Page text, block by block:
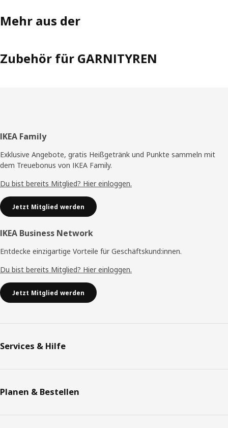
Mehr aus der
Zubehör für GARNITYREN
Fußzeile
IKEA Family
Exklusive Angebote, gratis Heißgetränk und Punkte sammeln mit
dem Treuebonus von IKEA Family.
Du bist bereits Mitglied? Hier einloggen.
Jetzt Mitglied werden
IKEA Business Network
Entdecke einzigartige Vorteile für Geschäftskund:innen.
Du bist bereits Mitglied? Hier einloggen.
Jetzt Mitglied werden
Services & Hilfe
Planen & Bestellen